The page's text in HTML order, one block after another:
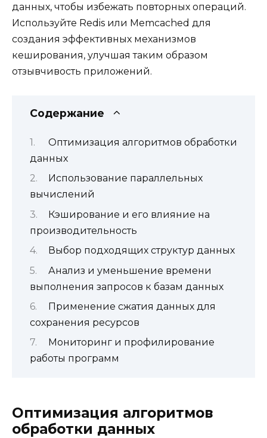
данных, чтобы избежать повторных операций.
Используйте Redis или Memcached для
создания эффективных механизмов
кеширования, улучшая таким образом
отзывчивость приложений.
Содержание
Оптимизация алгоритмов обработки
данных
Использование параллельных
вычислений
Кэширование и его влияние на
производительность
Выбор подходящих структур данных
Анализ и уменьшение времени
выполнения запросов к базам данных
Применение сжатия данных для
сохранения ресурсов
Мониторинг и профилирование
работы программ
Оптимизация алгоритмов
обработки данных